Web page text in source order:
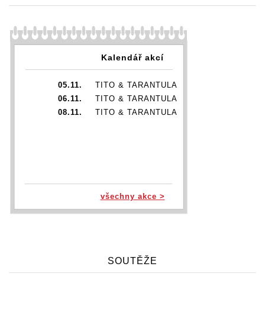
Kalendář akcí
05.11.
TITO & TARANTULA
06.11.
TITO & TARANTULA
08.11.
TITO & TARANTULA
všechny akce >
SOUTĚŽE